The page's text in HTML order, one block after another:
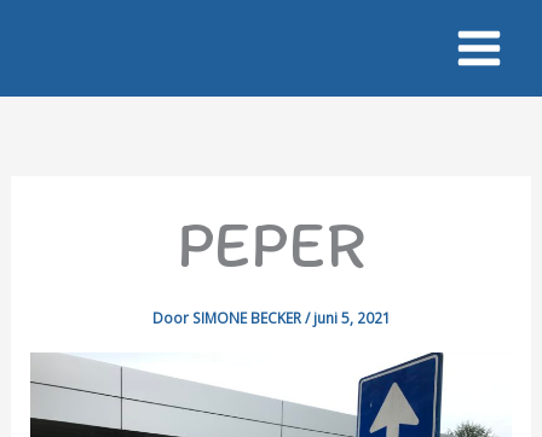
PEPER
Door SIMONE BECKER/juni 5, 2021